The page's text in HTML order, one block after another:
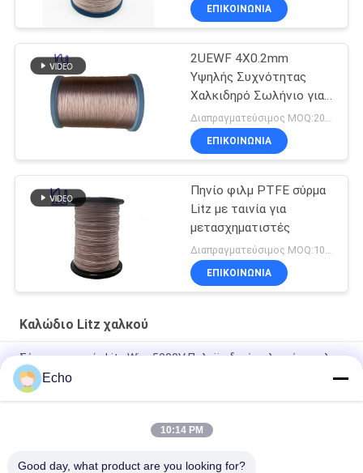
ΕΠΙΚΟΙΝΩΝΙΑ
2UEWF 4X0.2mm
Υψηλής Συχνότητας
Χαλκιδηρό Σωλήνιο για
Μετασχηματιστή
ΕΠΙΚΟΙΝΩΝΙΑ
Πηνίο φιλμ PTFE σύρμα
Litz με ταινία για
μετασχηματιστές
ΕΠΙΚΟΙΝΩΝΙΑ
Καλώδιο Litz χαλκού
Σύρμα με ταινία Litz Wire 5000V Πολυϊμιδικό τυλιγμένο φιλμ
Mylar Καλυμμένο σύρμα χαλκού
Custom Litz Wire 0,03mmx600/2000 Kapton Tapeed Copper
Echo
10:14 PM
Good day, what product are you looking for?